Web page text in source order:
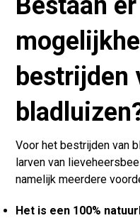
bestrijden
Voor het bestrijden van
larven van
namelijk meerdere
Het is een 100%